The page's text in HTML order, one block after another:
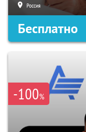
Россия
Бесплатно
-100%